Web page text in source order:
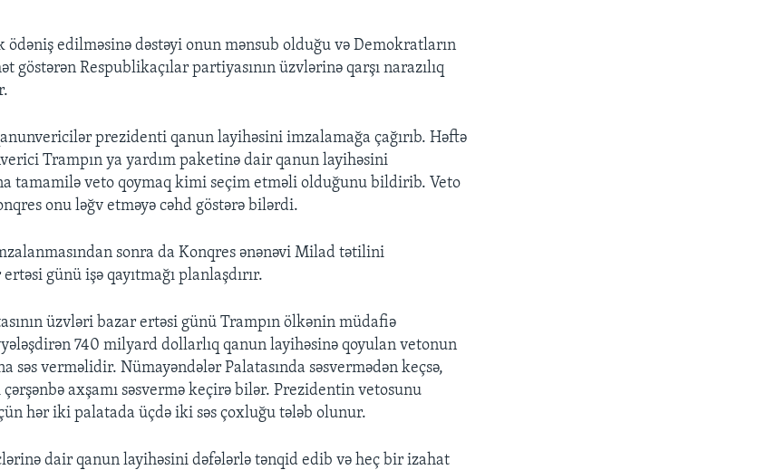
ödəniş edilməsinə dəstəyi onun mənsub olduğu və Demokratların
göstərən Respublikaçılar partiyasının üzvlərinə qarşı narazılıq
prezidenti qanun layihəsini imzalamağa çağırıb. Həftə
Trampın ya yardım paketinə dair qanun layihəsini
tamamilə veto qoymaq kimi seçim etməli olduğunu bildirib. Veto
onu ləğv etməyə cəhd göstərə bilərdi.
sonra da Konqres ənənəvi Milad tətilini
günü işə qayıtmağı planlaşdırır.
üzvləri bazar ertəsi günü Trampın ölkənin müdafiə
740 milyard dollarlıq qanun layihəsinə qoyulan vetonun
səs verməlidir. Nümayəndələr Palatasında səsvermədən keçsə,
axşamı səsvermə keçirə bilər. Prezidentin vetosunu
hər iki palatada üçdə iki səs çoxluğu tələb olunur.
dair qanun layihəsini dəfələrlə tənqid edib və heç bir izahat